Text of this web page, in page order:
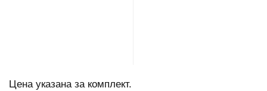
Цена указана за комплект.